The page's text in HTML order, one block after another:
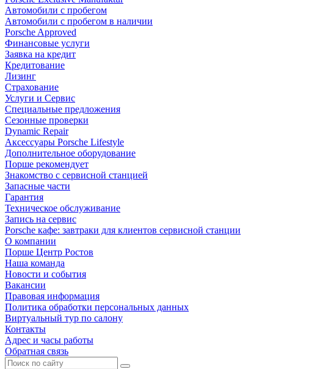
Автомобили с пробегом
Автомобили с пробегом в наличии
Porsche Approved
Финансовые услуги
Заявка на кредит
Кредитование
Лизинг
Страхование
Услуги и Сервис
Специальные предложения
Сезонные проверки
Dynamic Repair
Аксессуары Porsche Lifestyle
Дополнительное оборудование
Порше рекомендует
Знакомство с сервисной станцией
Запасные части
Гарантия
Техническое обслуживание
Запись на сервис
Porsche кафе: завтраки для клиентов сервисной станции
О компании
Порше Центр Ростов
Наша команда
Новости и события
Вакансии
Правовая информация
Политика обработки персональных данных
Виртуальный тур по салону
Контакты
Адрес и часы работы
Обратная связь